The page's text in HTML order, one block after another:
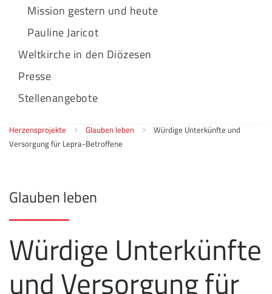
Mission gestern und heute
Pauline Jaricot
Weltkirche in den Diözesen
Presse
Stellenangebote
Herzensprojekte Glauben leben
Würdige Unterkünfte und
Versorgung für Lepra-Betroffene
Glauben leben
Würdige Unterkünfte
und Versorgung für